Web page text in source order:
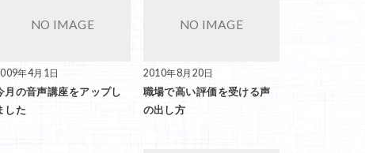
年4月1日
月の音声講座をアップし
した
2010年8月20日
職場で高い評価を受ける声
の出し方